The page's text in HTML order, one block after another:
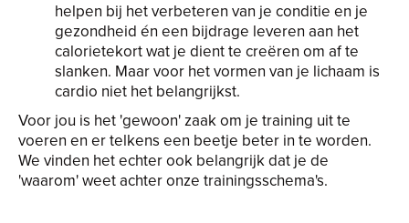
helpen bij het verbeteren van je conditie en je
gezondheid én een bijdrage leveren aan het
calorietekort wat je dient te creëren om af te
slanken. Maar voor het vormen van je lichaam is
cardio niet het belangrijkst.
Voor jou is het 'gewoon' zaak om je training uit te
voeren en er telkens een beetje beter in te worden.
We vinden het echter ook belangrijk dat je de
'waarom' weet achter onze trainingsschema's.